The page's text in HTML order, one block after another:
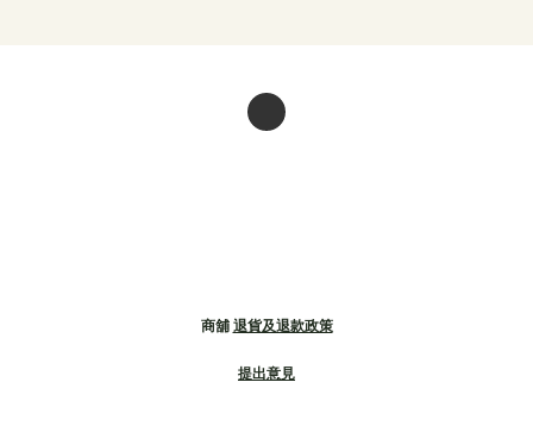
商舖 退貨及退款政策
提出意見